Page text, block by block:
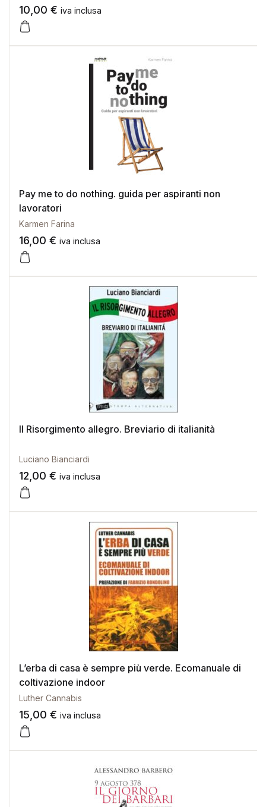
10,00 € iva inclusa
Pay me to do nothing. guida per aspiranti non
lavoratori
Karmen Farina
16,00 € iva inclusa
Il Risorgimento allegro. Breviario di italianità
Luciano Bianciardi
12,00 € iva inclusa
L’erba di casa è sempre più verde. Ecomanuale di
coltivazione indoor
Luther Cannabis
15,00 € iva inclusa